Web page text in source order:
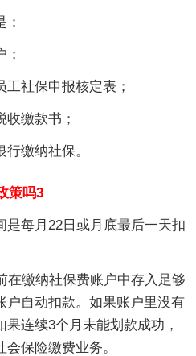
社保申报核定表；
缴款书；
缴纳社保。
策吗3
是每月22日或月底最后一天扣
在缴纳社保费账户中存入足够
户自动扣款。如果账户里没有
连续3个月未能划款成功，
保险缴费业务。